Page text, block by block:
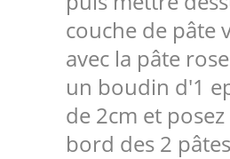
couche de pâte
avec la pâte
un boudin d'1
de 2cm et
bord des 2